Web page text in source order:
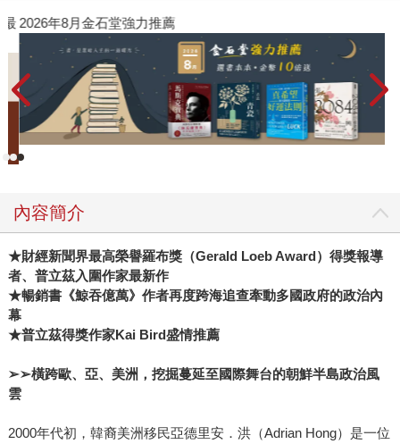
2026年8月金石堂強力推薦
內容簡介
★財經新聞界最高榮譽羅布獎（Gerald Loeb Award）得獎報導
者、普立茲入圍作家最新作
★暢銷書《鯨吞億萬》作者再度跨海追查牽動多國政府的政治內
幕
★普立茲得獎作家Kai Bird盛情推薦
➢➢橫跨歐、亞、美洲，挖掘蔓延至國際舞台的朝鮮半島政治風
雲
2000年代初，韓裔美洲移民亞德里安．洪（Adrian Hong）是一位